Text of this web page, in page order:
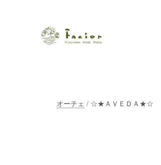
オーチェ / ☆★ＡＶＥＤＡ★☆